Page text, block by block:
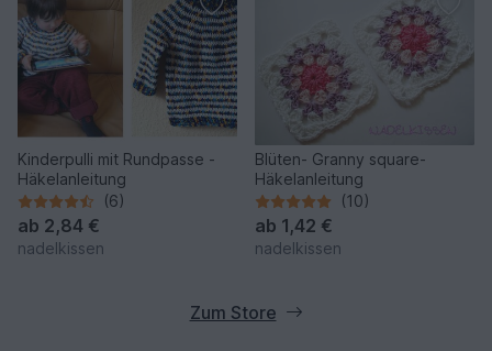
Kinderpulli mit Rundpasse -
Häkelanleitung
(6)
ab 2,84 €
nadelkissen
Blüten- Granny square-
Häkelanleitung
(10)
ab 1,42 €
nadelkissen
Zum Store